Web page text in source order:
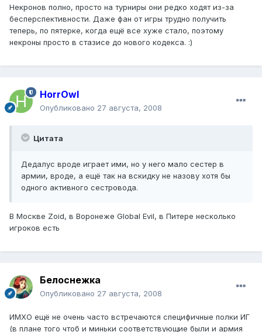
Некронов полно, просто на турниры они редко ходят из-за
бесперспективности. Даже фан от игры трудно получить
теперь, по пятерке, когда ещё все хуже стало, поэтому
некроны просто в стазисе до нового кодекса. :)
HorrOwl
Опубликовано 27 августа, 2008
Цитата
Дедалус вроде играет ими, но у него мало сестер в
армии, вроде, а ещё так на вскидку не назову хотя бы
одного активного сестровода.
В Москве Zoid, в Воронеже Global Evil, в Питере несколько
игроков есть
Белоснежка
Опубликовано 27 августа, 2008
ИМХО ещё не очень часто встречаются специфичные полки ИГ
(в плане того чтоб и миньки соответствующие были и армия